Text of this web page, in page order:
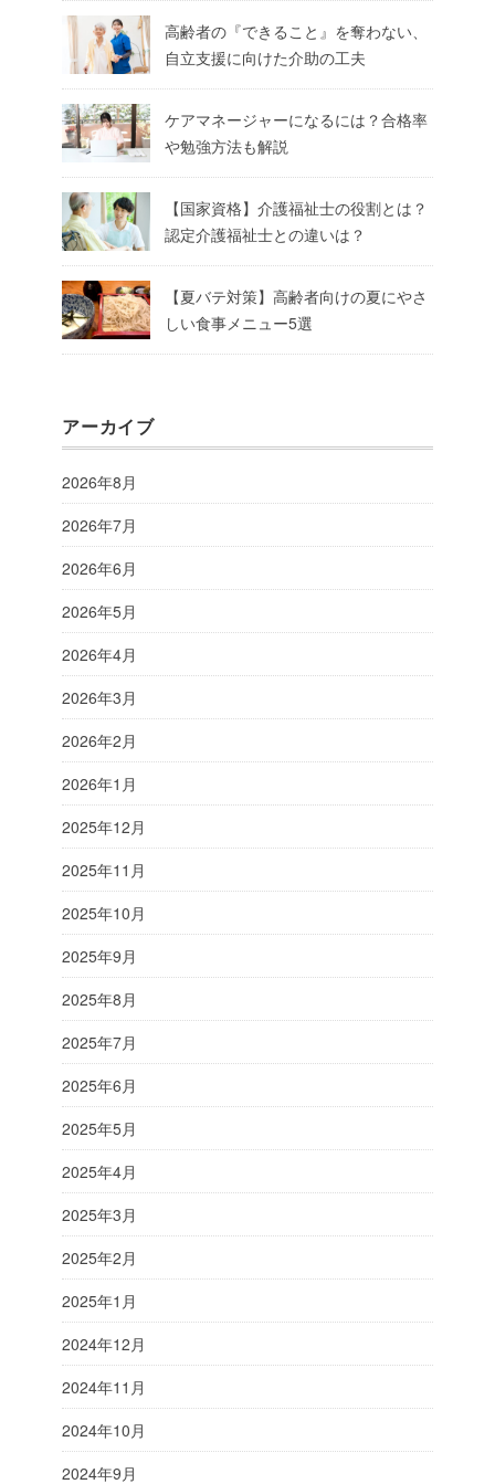
高齢者の『できること』を奪わない、
自立支援に向けた介助の工夫
ケアマネージャーになるには？合格率
や勉強方法も解説
【国家資格】介護福祉士の役割とは？
認定介護福祉士との違いは？
【夏バテ対策】高齢者向けの夏にやさ
しい食事メニュー5選
アーカイブ
2026年8月
2026年7月
2026年6月
2026年5月
2026年4月
2026年3月
2026年2月
2026年1月
2025年12月
2025年11月
2025年10月
2025年9月
2025年8月
2025年7月
2025年6月
2025年5月
2025年4月
2025年3月
2025年2月
2025年1月
2024年12月
2024年11月
2024年10月
2024年9月